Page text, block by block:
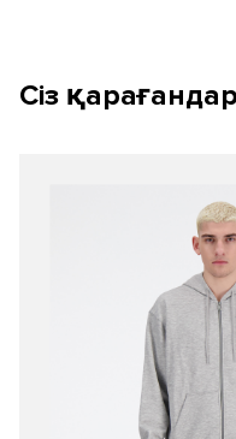
Сіз қарағандар